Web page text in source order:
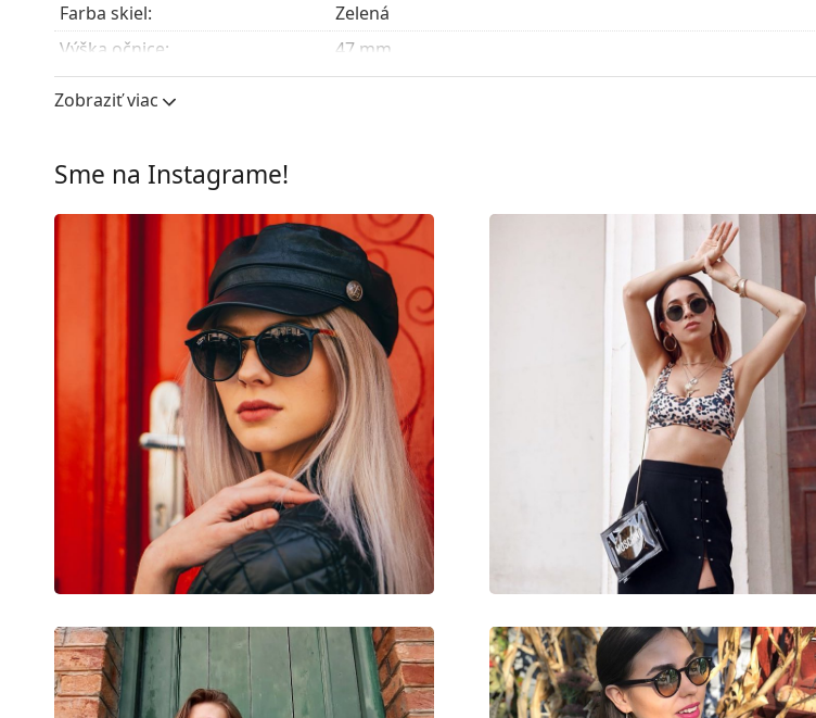
Farba skiel:
Zelená
Výška očnice:
47 mm
Šírka očnice:
54 mm
Rám
Okrúhle
Zlatá
Kov
Veľkosť:
M
135 mm
Dĺžka stranice:
145 mm
Šírka mostíka:
19 mm
Hmotnosť:
100 g
Nastaviteľné sedielka:
Áno
Príslušenstvo
Áno
Ostatné
Typ:
Unisex
Zobraziť viac
Sme na Instagrame!